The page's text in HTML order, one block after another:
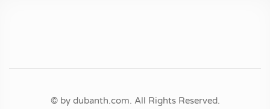
© by dubanth.com. All Rights Reserved.